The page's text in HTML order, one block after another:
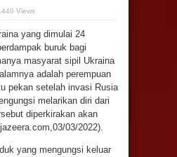
Views
yang dimulai 24
buruk bagi
masyarat sipil Ukraina
adalah perempuan
pekan setelah invasi Rusia
melarikan diri dari
diperkirakan akan
03/2022).
yang mengungsi keluar